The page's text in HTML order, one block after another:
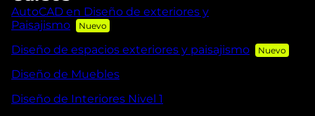
AutoCAD en Diseño de exteriores y
Paisajismo
Diseño de espacios exteriores y paisajismo
Diseño de Muebles
Diseño de Interiores Nivel 1